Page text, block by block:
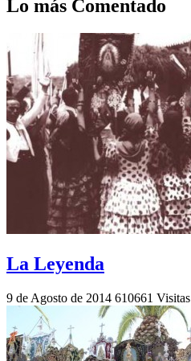
Lo más Comentado
La Leyenda
9 de Agosto de 2014 610661 Visitas